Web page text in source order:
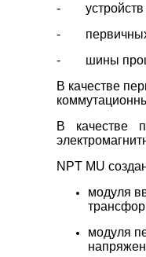
- устройств
- первичных
- шины
В качестве
В качестве
NPT MU
модуля
модуля